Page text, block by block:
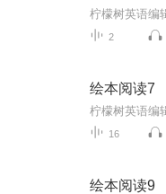
2
绘本阅读7
16
绘本阅读9